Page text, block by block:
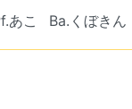
あこ Ba.くぼきん